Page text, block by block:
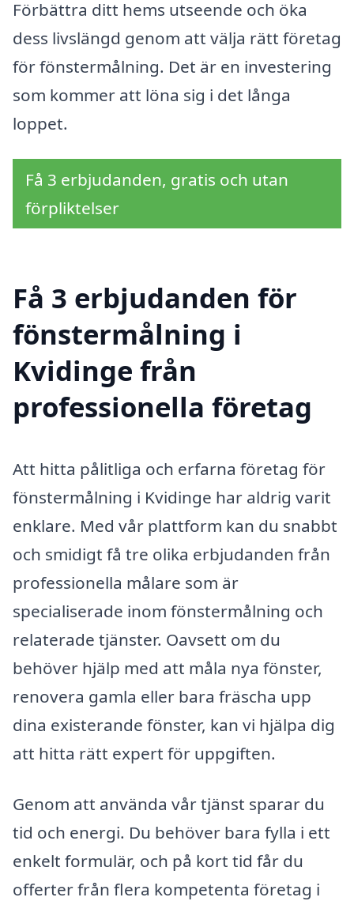
Förbättra ditt hems utseende och öka
dess livslängd genom att välja rätt företag
för fönstermålning. Det är en investering
som kommer att löna sig i det långa
loppet.
Få 3 erbjudanden, gratis och utan
förpliktelser
Få 3 erbjudanden för
fönstermålning i
Kvidinge från
professionella företag
Att hitta pålitliga och erfarna företag för
fönstermålning i Kvidinge har aldrig varit
enklare. Med vår plattform kan du snabbt
och smidigt få tre olika erbjudanden från
professionella målare som är
specialiserade inom fönstermålning och
relaterade tjänster. Oavsett om du
behöver hjälp med att måla nya fönster,
renovera gamla eller bara fräscha upp
dina existerande fönster, kan vi hjälpa dig
att hitta rätt expert för uppgiften.
Genom att använda vår tjänst sparar du
tid och energi. Du behöver bara fylla i ett
enkelt formulär, och på kort tid får du
offerter från flera kompetenta företag i